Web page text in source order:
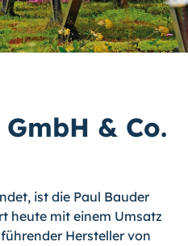
& Co.
ist die Paul Bauder
heute mit einem Umsatz
Hersteller von